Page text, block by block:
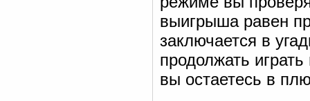
выигрыша равен
заключается в
продолжать
вы остаетесь в